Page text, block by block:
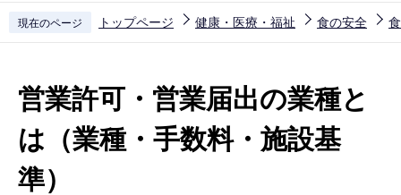
現在のページ トップページ 健康・医療・福祉 食の安全
営業許可・営業届出の業種と
は（業種・手数料・施設基
準）